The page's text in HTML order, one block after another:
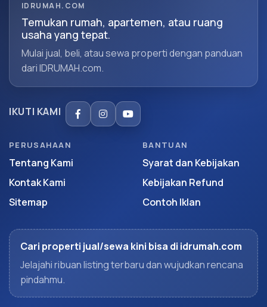
IDRUMAH.COM
Temukan rumah, apartemen, atau ruang
usaha yang tepat.
Mulai jual, beli, atau sewa properti dengan panduan
dari IDRUMAH.com.
IKUTI KAMI
PERUSAHAAN
Tentang Kami
Kontak Kami
Sitemap
BANTUAN
Syarat dan Kebijakan
Kebijakan Refund
Contoh Iklan
Cari properti jual/sewa kini bisa di idrumah.com
Jelajahi ribuan listing terbaru dan wujudkan rencana
pindahmu.